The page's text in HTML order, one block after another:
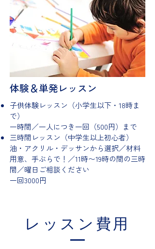
​体験＆単発レッスン
子供体験レッスン（小学生以下・18時ま
で）
一時間／一人につき一回（500円）まで
三時間レッスン（中学生以上初心者）
油・アクリル・デッサンから選択／材料
用意、手ぶらで！／11時〜19時の間の三時
間／曜日ご相談ください
​一回3000円
レッスン費用